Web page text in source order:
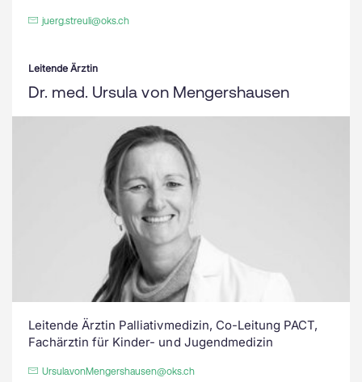
juerg.streuli@oks.ch
Leitende Ärztin
Dr. med. Ursula von Mengershausen
Leitende Ärztin Palliativmedizin, Co-Leitung PACT,
Fachärztin für Kinder- und Jugendmedizin
Ursula.vonMengershausen@oks.ch